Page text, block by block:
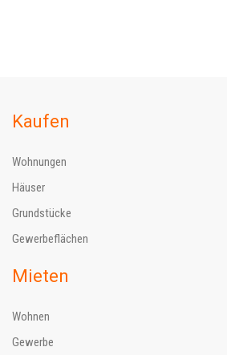
Kaufen
Wohnungen
Häuser
Grundstücke
Gewerbeflächen
Mieten
Wohnen
Gewerbe